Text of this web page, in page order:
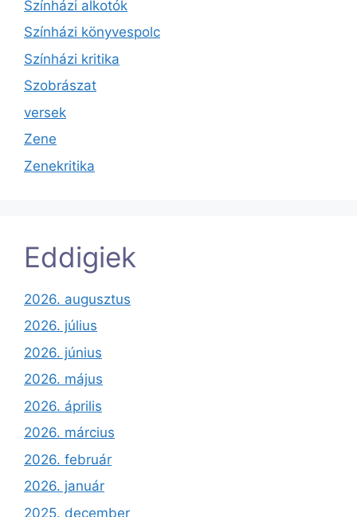
Színházi alkotók
Színházi könyvespolc
Színházi kritika
Szobrászat
versek
Zene
Zenekritika
Eddigiek
2026. augusztus
2026. július
2026. június
2026. május
2026. április
2026. március
2026. február
2026. január
2025. december